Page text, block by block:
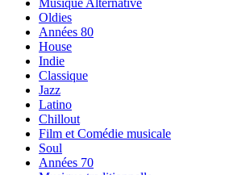
Musique Alternative
Oldies
Années 80
House
Indie
Classique
Jazz
Latino
Chillout
Film et Comédie musicale
Soul
Années 70